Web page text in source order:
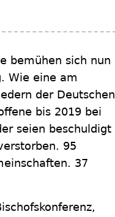
bemühen sich nun
Wie eine am
der Deutschen
bis 2019 bei
seien beschuldigt
95
37